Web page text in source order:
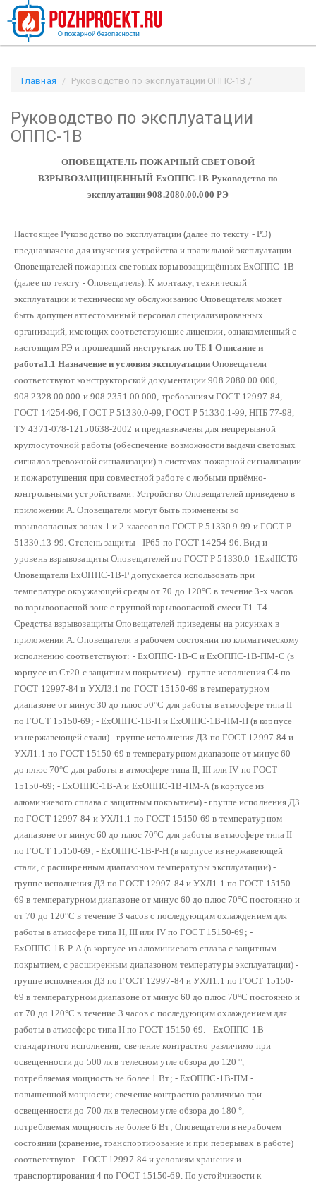
Главная
Руководство по эксплуатации ОППС-1В /
Руководство по эксплуатации
ОППС-1В
ОПОВЕЩАТЕЛЬПОЖАРНЫЙ СВЕТОВОЙ
ВЗРЫВОЗАЩИЩЕННЫЙ ЕхОППС-1В Руководство по
эксплуатации 908.2080.00.000 РЭ
Настоящее Руководство по эксплуатации (далее по тексту - РЭ)
предназначено для изучения устройства и правильной эксплуатации
Оповещателей пожарных световых взрывозащищённых ЕхОППС-1В
(далее по тексту - Оповещатель). К монтажу, технической
эксплуатации и техническому обслуживанию Оповещателя может
быть допущен аттестованный персонал специализированных
организаций, имеющих соответствующие лицензии, ознакомленный с
настоящим РЭ и прошедший инструктаж по ТБ. 1 Описание и
работа1.1 Назначение и условия эксплуатации Оповещатели
соответствуют конструкторской документации 908.2080.00.000,
908.2328.00.000 и 908.2351.00.000, требованиям ГОСТ 12997-84,
ГОСТ 14254-96, ГОСТ Р 51330.0-99, ГОСТ Р 51330.1-99, НПБ 77-98,
ТУ 4371-078-12150638-2002 и предназначены для непрерывной
круглосуточной работы (обеспечение возможности выдачи световых
сигналов тревожной сигнализации) в системах пожарной сигнализации
и пожаротушения при совместной работе с любыми приёмно-
контрольными устройствами. Устройство Оповещателей приведено в
приложении А. Оповещатели могут быть применены во
взрывоопасных зонах 1 и 2 классов по ГОСТ Р 51330.9-99 и ГОСТ Р
51330.13-99. Степень защиты - IР65 по ГОСТ 14254-96. Вид и
уровень взрывозащиты Оповещателей по ГОСТ Р 51330.0 1ЕхdІІСТ6
Оповещатели ЕхОППС-1В-Р допускается использовать при
температуре окружающей среды от 70 до 120°С в течение 3-х часов
во взрывоопасной зоне с группой взрывоопасной смеси Т1-Т4.
Средства взрывозащиты Оповещателей приведены на рисунках в
приложении А. Оповещатели в рабочем состоянии по климатическому
исполнению соответствуют: - ЕхОППС-1В-С и ЕхОППС-1В-ПМ-С (в
корпусе из Ст20 с защитным покрытием) - группе исполнения С4 по
ГОСТ 12997-84 и УХЛ3.1 по ГОСТ 15150-69 в температурном
диапазоне от минус 30 до плюс 50°С для работы в атмосфере типа II
по ГОСТ 15150-69; - ЕхОППС-1В-Н и ЕхОППС-1В-ПМ-Н (в корпусе
из нержавеющей стали) - группе исполнения Д3 по ГОСТ 12997-84 и
УХЛ1.1 по ГОСТ 15150-69 в температурном диапазоне от минус 60
до плюс 70°С для работы в атмосфере типа II, III или IV по ГОСТ
15150-69; - ЕхОППС-1В-А и ЕхОППС-1В-ПМ-А (в корпусе из
алюминиевого сплава с защитным покрытием) - группе исполнения Д3
по ГОСТ 12997-84 и УХЛ1.1 по ГОСТ 15150-69 в температурном
диапазоне от минус 60 до плюс 70°С для работы в атмосфере типа II
по ГОСТ 15150-69; - ЕхОППС-1В-Р-Н (в корпусе из нержавеющей
стали, с расширенным диапазоном температуры эксплуатации) -
группе исполнения Д3 по ГОСТ 12997-84 и УХЛ1.1 по ГОСТ 15150-
69 в температурном диапазоне от минус 60 до плюс 70°С постоянно и
от 70 до 120°С в течение 3 часов с последующим охлаждением для
работы в атмосфере типа II, III или IV по ГОСТ 15150-69; -
ЕхОППС-1В-Р-А (в корпусе из алюминиевого сплава с защитным
покрытием, с расширенным диапазоном температуры эксплуатации) -
группе исполнения Д3 по ГОСТ 12997-84 и УХЛ1.1 по ГОСТ 15150-
69 в температурном диапазоне от минус 60 до плюс 70°С постоянно и
от 70 до 120°С в течение 3 часов с последующим охлаждением для
работы в атмосфере типа II по ГОСТ 15150-69. - ЕхОППС-1В -
стандартного исполнения; свечение контрастно различимо при
освещенности до 500 лк в телесном угле обзора до 120 °,
потребляемая мощность не более 1 Вт; - ЕхОППС-1В-ПМ -
повышенной мощности; свечение контрастно различимо при
освещенности до 700 лк в телесном угле обзора до 180 °,
потребляемая мощность не более 6 Вт; Оповещатели в нерабочем
состоянии (хранение, транспортирование и при перерывах в работе)
соответствуют - ГОСТ 12997-84 и условиям хранения и
транспортирования 4 по ГОСТ 15150-69. По устойчивости к